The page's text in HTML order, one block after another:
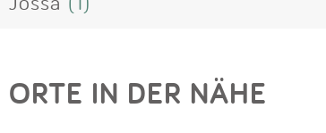
ORTE IN DER NÄHE